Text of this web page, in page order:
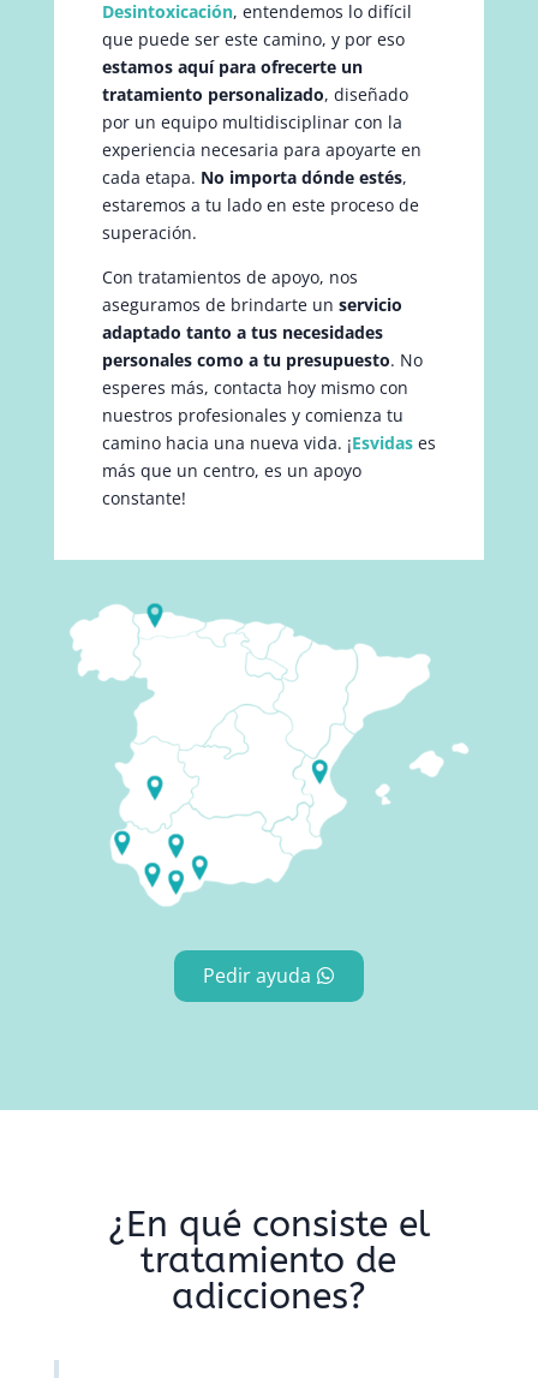
Desintoxicación, entendemos lo difícil
que puede ser este camino, y por eso
estamos aquí para ofrecerte un
tratamiento personalizado, diseñado
por un equipo multidisciplinar con la
experiencia necesaria para apoyarte en
cada etapa. No importa dónde estés,
estaremos a tu lado en este proceso de
superación.
Con tratamientos de apoyo, nos
aseguramos de brindarte un servicio
adaptado tanto a tus necesidades
personales como a tu presupuesto. No
esperes más, contacta hoy mismo con
nuestros profesionales y comienza tu
camino hacia una nueva vida. ¡Esvidas es
más que un centro, es un apoyo
constante!
Pedir ayuda
¿En qué consiste el
tratamiento de
adicciones?